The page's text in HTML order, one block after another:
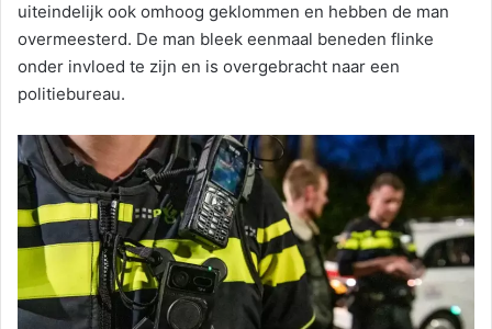
uiteindelijk ook omhoog geklommen en hebben de man
overmeesterd. De man bleek eenmaal beneden flinke
onder invloed te zijn en is overgebracht naar een
politiebureau.